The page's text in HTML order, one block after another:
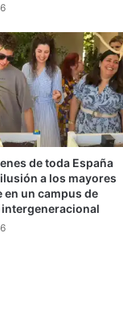
de toda España
a los mayores
en un campus de